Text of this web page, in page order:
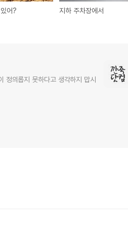
어? 지하 주차장에서
정의롭지 못하다고 생각하지 맙시